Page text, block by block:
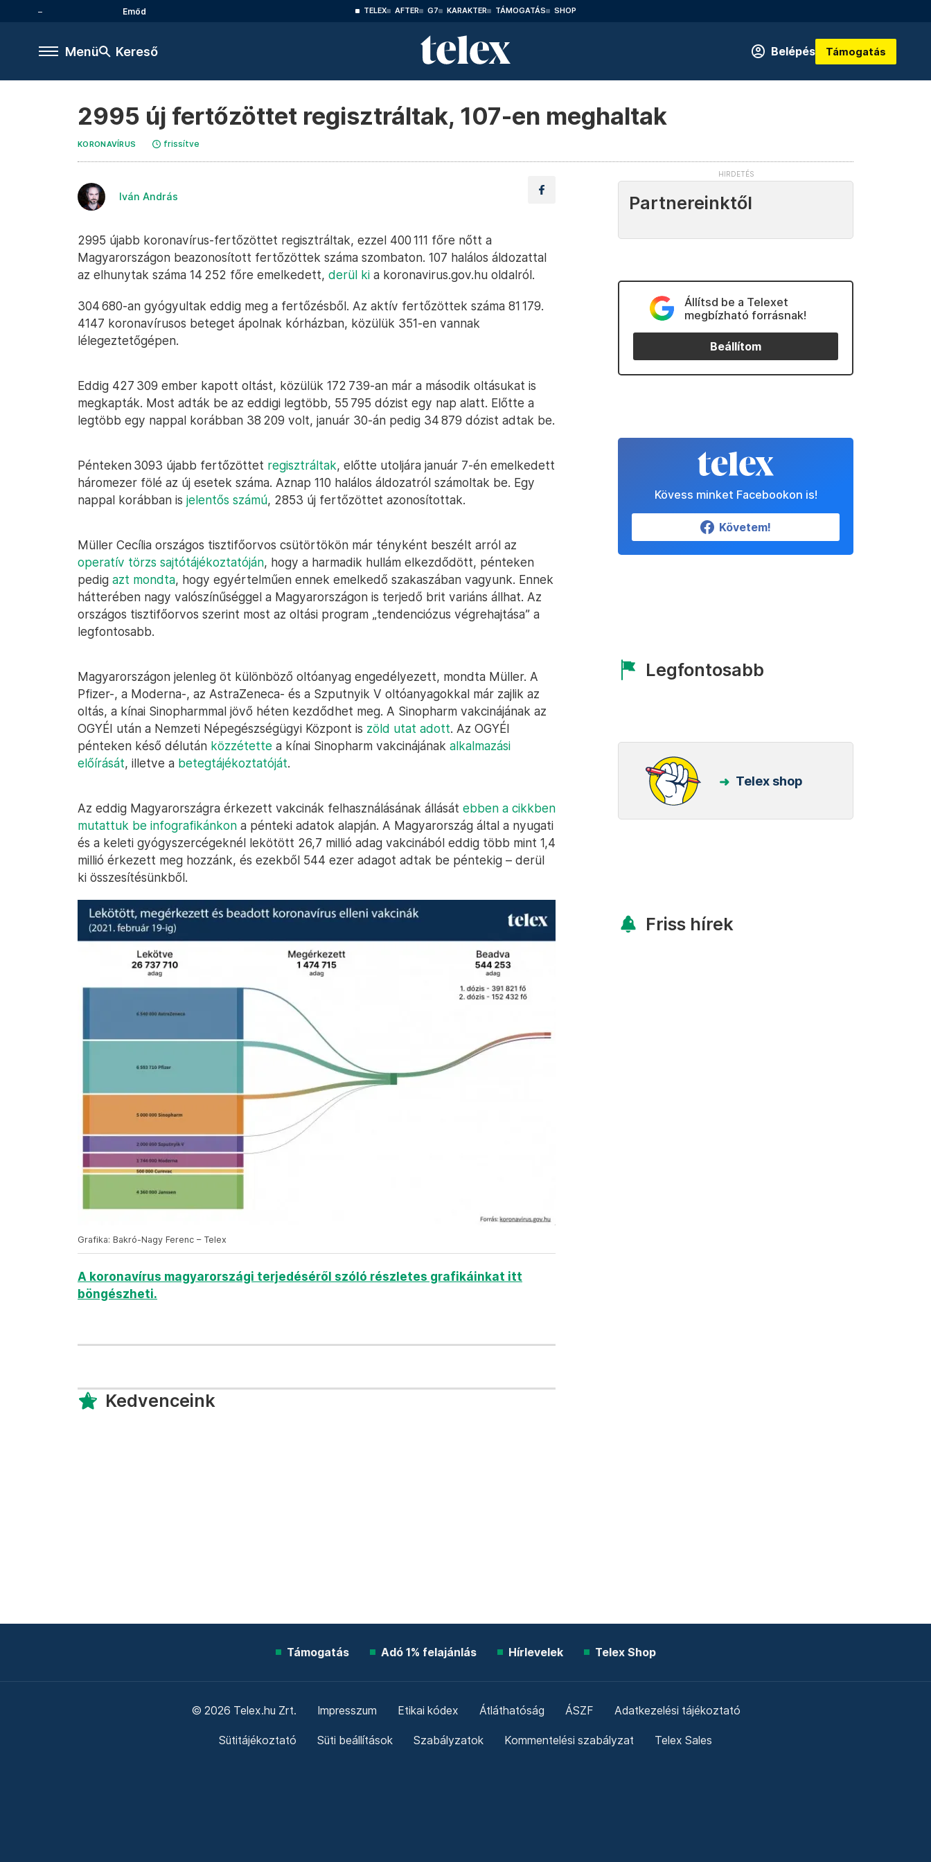
Emőd TELEX AFTER G7 KARAKTER TÁMOGATÁS SHOP
Menü Kereső Belépés Támogatás
2995 új fertőzöttet regisztráltak, 107-en meghaltak
KORONAVÍRUS frissítve
Iván András
2995 újabb koronavírus-fertőzöttet regisztráltak, ezzel 400 111 főre nőtt a
Magyarországon beazonosított fertőzöttek száma szombaton. 107 halálos áldozattal
az elhunytak száma 14 252 főre emelkedett, derül ki a koronavirus.gov.hu oldalról.
304 680-an gyógyultak eddig meg a fertőzésből. Az aktív fertőzöttek száma 81 179.
4147 koronavírusos beteget ápolnak kórházban, közülük 351-en vannak
lélegeztetőgépen.
Eddig 427 309 ember kapott oltást, közülük 172 739-an már a második oltásukat is
megkapták. Most adták be az eddigi legtöbb, 55 795 dózist egy nap alatt. Előtte a
legtöbb egy nappal korábban 38 209 volt, január 30-án pedig 34 879 dózist adtak be.
Pénteken 3093 újabb fertőzöttet regisztráltak, előtte utoljára január 7-én emelkedett
háromezer fölé az új esetek száma. Aznap 110 halálos áldozatról számoltak be. Egy
nappal korábban is jelentős számú, 2853 új fertőzöttet azonosítottak.
Müller Cecília országos tisztifőorvos csütörtökön már tényként beszélt arról az
operatív törzs sajtótájékoztatóján, hogy a harmadik hullám elkezdődött, pénteken
pedig azt mondta, hogy egyértelműen ennek emelkedő szakaszában vagyunk. Ennek
hátterében nagy valószínűséggel a Magyarországon is terjedő brit variáns állhat. Az
országos tisztifőorvos szerint most az oltási program „tendenciózus végrehajtása” a
legfontosabb.
Magyarországon jelenleg öt különböző oltóanyag engedélyezett, mondta Müller. A
Pfizer-, a Moderna-, az AstraZeneca- és a Szputnyik V oltóanyagokkal már zajlik az
oltás, a kínai Sinopharmmal jövő héten kezdődhet meg. A Sinopharm vakcinájának az
OGYÉI után a Nemzeti Népegészségügyi Központ is zöld utat adott. Az OGYÉI
pénteken késő délután közzétette a kínai Sinopharm vakcinájának alkalmazási
előírását, illetve a betegtájékoztatóját.
Az eddig Magyarországra érkezett vakcinák felhasználásának állását ebben a cikkben
mutattuk be infografikánkon a pénteki adatok alapján. A Magyarország által a nyugati
és a keleti gyógyszercégeknél lekötött 26,7 millió adag vakcinából eddig több mint 1,4
millió érkezett meg hozzánk, és ezekből 544 ezer adagot adtak be péntekig – derül
ki összesítésünkből.
Grafika: Bakró-Nagy Ferenc – Telex
A koronavírus magyarországi terjedéséről szóló részletes grafikáinkat itt
böngészheti.
Kedvenceink
Partnereinktől
Állítsd be a Telexet
megbízható forrásnak!
Beállítom
Kövess minket Facebookon is!
Követem!
Legfontosabb
Telex shop
Friss hírek
Támogatás Adó 1% felajánlás Hírlevelek Telex Shop
© 2026 Telex.hu Zrt. Impresszum Etikai kódex Átláthatóság ÁSZF Adatkezelési tájékoztató
Sütitájékoztató Süti beállítások Szabályzatok Kommentelési szabályzat Telex Sales